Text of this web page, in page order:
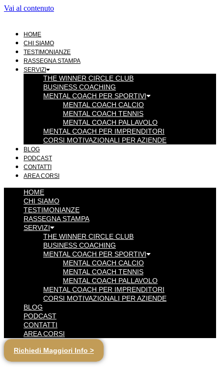
Vai al contenuto
HOME
CHI SIAMO
TESTIMONIANZE
RASSEGNA STAMPA
SERVIZI
THE WINNER CIRCLE CLUB
BUSINESS COACHING
MENTAL COACH PER SPORTIVI
MENTAL COACH CALCIO
MENTAL COACH TENNIS
MENTAL COACH PALLAVOLO
MENTAL COACH PER IMPRENDITORI
CORSI MOTIVAZIONALI PER AZIENDE
BLOG
PODCAST
CONTATTI
AREA CORSI
HOME
CHI SIAMO
TESTIMONIANZE
RASSEGNA STAMPA
SERVIZI
THE WINNER CIRCLE CLUB
BUSINESS COACHING
MENTAL COACH PER SPORTIVI
MENTAL COACH CALCIO
MENTAL COACH TENNIS
MENTAL COACH PALLAVOLO
MENTAL COACH PER IMPRENDITORI
CORSI MOTIVAZIONALI PER AZIENDE
BLOG
PODCAST
CONTATTI
AREA CORSI
Richiedi Maggiori Info >